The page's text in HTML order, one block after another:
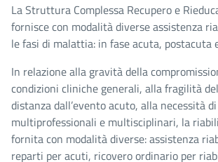
La Struttura Complessa Recupero e
fornisce con modalità diverse assistenza
le fasi di malattia: in fase acuta, postacuta
In relazione alla gravità della
condizioni cliniche generali, alla fragilità
distanza dall’evento acuto, alla necessità
multiprofessionali e multisciplinari, la
fornita con modalità diverse: assistenza
reparti per acuti, ricovero ordinario per